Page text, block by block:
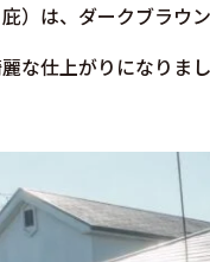
）は、ダークブラウン
な仕上がりになりまし